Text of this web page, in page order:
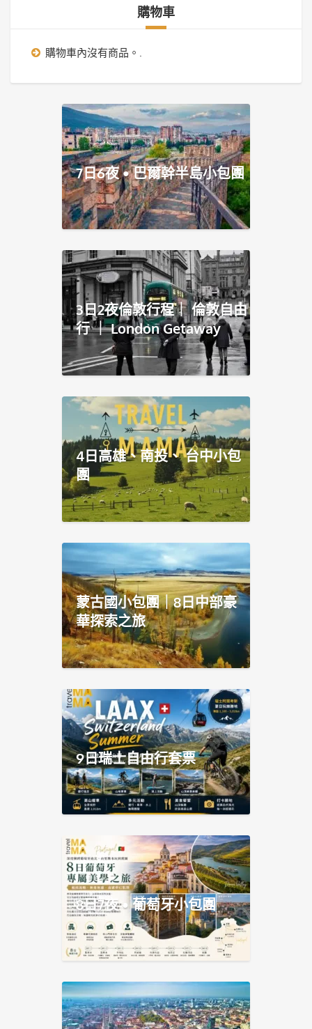
購物車
購物車內沒有商品。.
7日6夜 • 巴爾幹半島小包團
3日2夜倫敦行程｜ 倫敦自由
行 ｜ London Getaway
4日高雄、南投、 台中小包
團
蒙古國小包團｜8日中部豪
華探索之旅
9日瑞士自由行套票
8日7夜 • 葡萄牙小包團